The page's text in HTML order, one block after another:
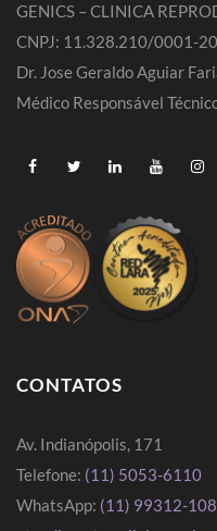
GENICS – CLINICA
CNPJ: 11.328.210/0001-20
Dr. Jose Geraldo Aguiar
Médico Responsável
CONTATOS
Av. Indianópolis, 171
Telefone: (11) 5053-6110
WhatsApp: (11) 99312-